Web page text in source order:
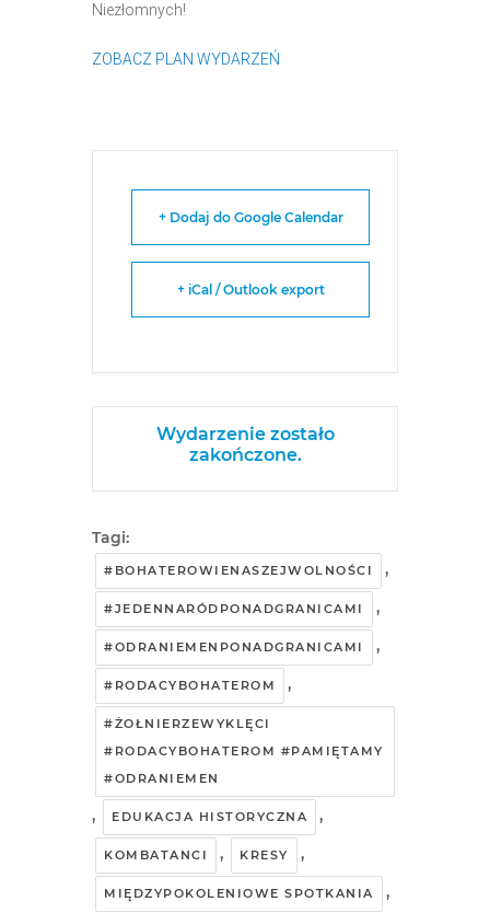
Niezłomnych!
ZOBACZ PLAN WYDARZEŃ
+ Dodaj do Google Calendar
+ iCal / Outlook export
Wydarzenie zostało
zakończone.
Tagi:
#BOHATEROWIENASZEJWOLNOŚCI ,
#JEDENNARÓDPONADGRANICAMI ,
#ODRANIEMENPONADGRANICAMI ,
#RODACYBOHATEROM ,
#ŻOŁNIERZEWYKLĘCI
#RODACYBOHATEROM #PAMIĘTAMY
#ODRANIEMEN
, EDUKACJA HISTORYCZNA ,
KOMBATANCI , KRESY ,
MIĘDZYPOKOLENIOWE SPOTKANIA ,